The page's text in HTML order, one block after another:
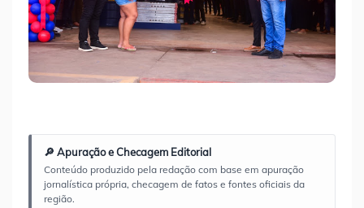
🔎 Apuração e Checagem Editorial
Conteúdo produzido pela redação com base em apuração
jornalística própria, checagem de fatos e fontes oficiais da
região.